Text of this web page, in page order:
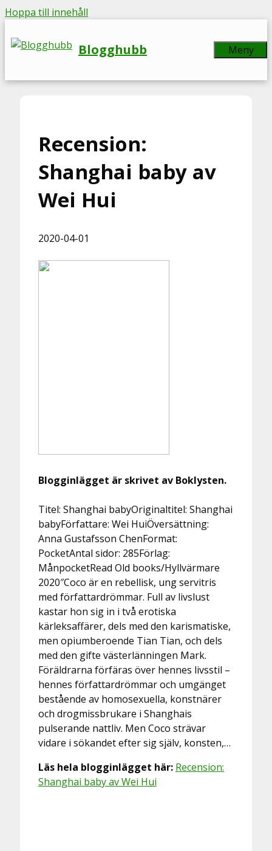
Hoppa till innehåll
Blogghubb Meny
Recension:
Shanghai baby av
Wei Hui
2020-04-01
Blogginlägget är skrivet av Boklysten.
Titel: Shanghai babyOriginaltitel: Shanghai
babyFörfattare: Wei HuiÖversättning:
Anna Gustafsson ChenFormat:
PocketAntal sidor: 285Förlag:
MånpocketRead Old books/Hyllvärmare
2020″Coco är en rebellisk, ung servitris
med författardrömmar. Full av livslust
kastar hon sig in i två erotiska
kärleksaffärer, dels med den karismatiske,
men opiumberoende Tian Tian, och dels
med den gifte västerlänningen Mark.
Föräldrarna förfäras över hennes livsstil –
hennes författardrömmar och umgänget
bestående av homosexuella, konstnärer
och drogmissbrukare i Shanghais
pulserande nattliv. Men Coco strävar
vidare i sökandet efter sig själv, konsten,…
Läs hela blogginlägget här: Recension:
Shanghai baby av Wei Hui